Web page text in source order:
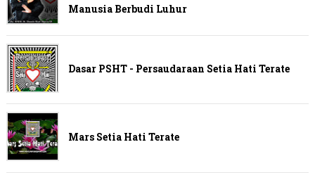
Manusia Berbudi Luhur
Dasar PSHT - Persaudaraan Setia Hati Terate
Mars Setia Hati Terate